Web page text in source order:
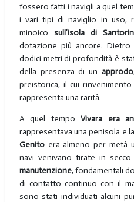
fossero fatti i navigli a quel
i vari tipi di naviglio in uso,
minoico sull’isola di
dotazione più ancore. Dietro
dodici metri di profondità è
della presenza di unapprodo
preistorica, il cui
rappresenta una rarità.
A quel tempoVivara era
rappresentava una penisola e
Genito era almeno per metà
navi venivano tirate in
manutenzione, fondamentali
di contatto continuo con il
sono stati individuati alcuni